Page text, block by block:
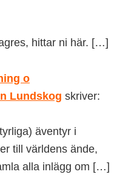
hittar ni här. […]
o
Lundskog skriver:
äventyr i
till världens ände,
alla inlägg om […]